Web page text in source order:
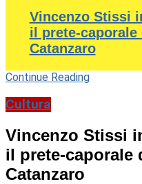
Vincenzo Stissi
il prete-caporale
Catanzaro
Continue Reading
Cultura
Vincenzo Stissi
il prete-caporale
Catanzaro